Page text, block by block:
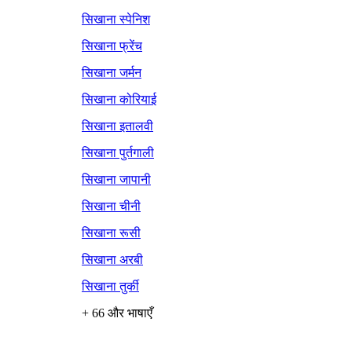
सिखाना स्पेनिश
सिखाना फ्रेंच
सिखाना जर्मन
सिखाना कोरियाई
सिखाना इतालवी
सिखाना पुर्तगाली
सिखाना जापानी
सिखाना चीनी
सिखाना रूसी
सिखाना अरबी
सिखाना तुर्की
+ 66 और भाषाएँ